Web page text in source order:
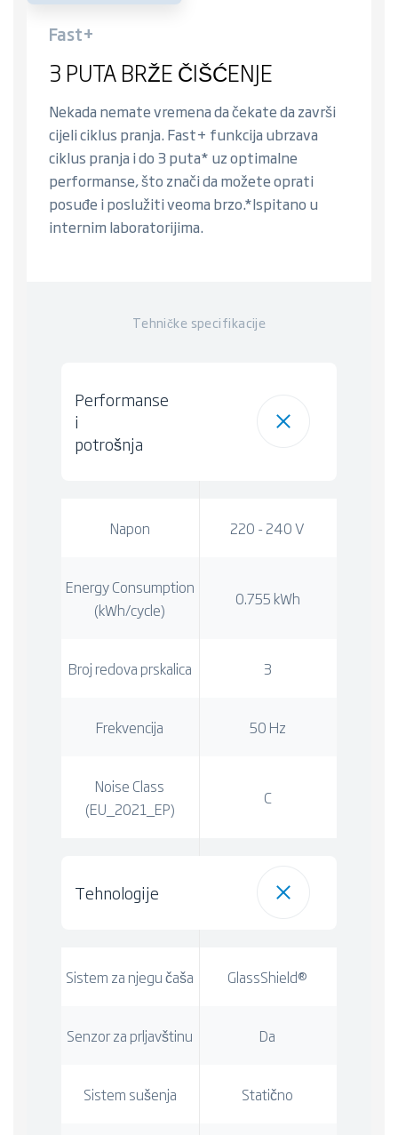
Fast+
3 PUTA BRŽE ČIŠĆENJE
Nekada nemate vremena da čekate da završi
cijeli ciklus pranja. Fast+ funkcija ubrzava
ciklus pranja i do 3 puta* uz optimalne
performanse, što znači da možete oprati
posuđe i poslužiti veoma brzo.*Ispitano u
internim laboratorijima.
Tehničke specifikacije
Performanse
i
potrošnja
Napon 220 - 240 V
Energy Consumption
(kWh/cycle)
0.755 kWh
Broj redova prskalica 3
Frekvencija 50 Hz
Noise Class
(EU_2021_EP)
C
Tehnologije
Sistem za njegu čaša GlassShield®
Senzor za prljavštinu Da
Sistem sušenja Statično